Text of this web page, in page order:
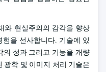
와 현실주의의 감각을 향상
을 선사합니다. 기술에 있
의 성과 그리고 기능을 개량
광학 및 이미지 처리 기술은